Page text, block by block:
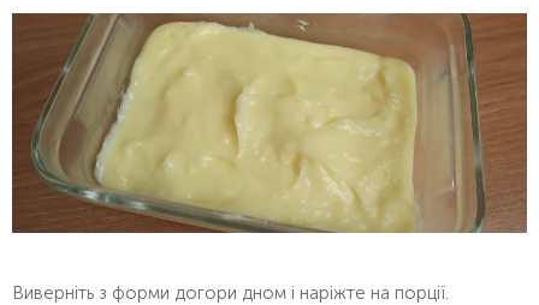
Виверніть з форми догори дном і наріжте на порції.